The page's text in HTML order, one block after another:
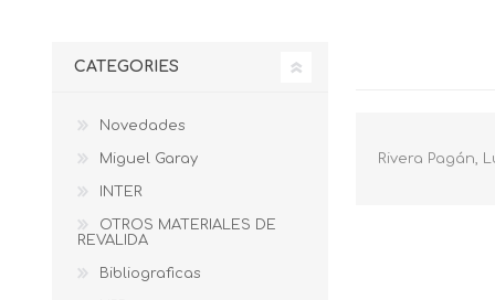
Rivera Pagán,
CATEGORIES
Novedades
Miguel Garay
INTER
OTROS MATERIALES DE
REVALIDA
Bibliograficas